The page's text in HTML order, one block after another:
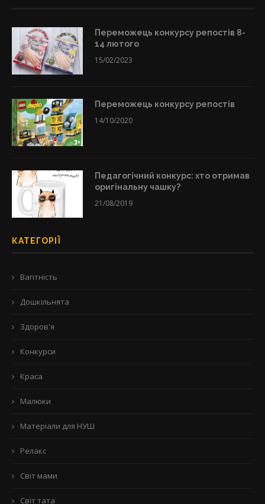
Переможець конкурсу репостів 8-
14 лютого
15/02/2023
Переможець конкурсу репостів
14/10/2020
Педагогічний конкурс: хто отримав
оригінальну чашку?
21/08/2019
КАТЕГОРІЇ
Вагітність
Дошкільнята
Здоров'я
Конкурси
Краса
Малюки
Матеріали для НУШ
Релакс
Світ мами
Світ тата